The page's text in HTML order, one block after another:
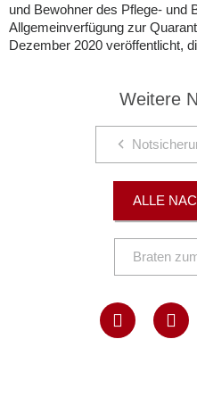
und Bewohner des Pflege- und
Allgemeinverfügung zur
Dezember 2020 veröffentlicht,
Weitere
ALLE
Braten